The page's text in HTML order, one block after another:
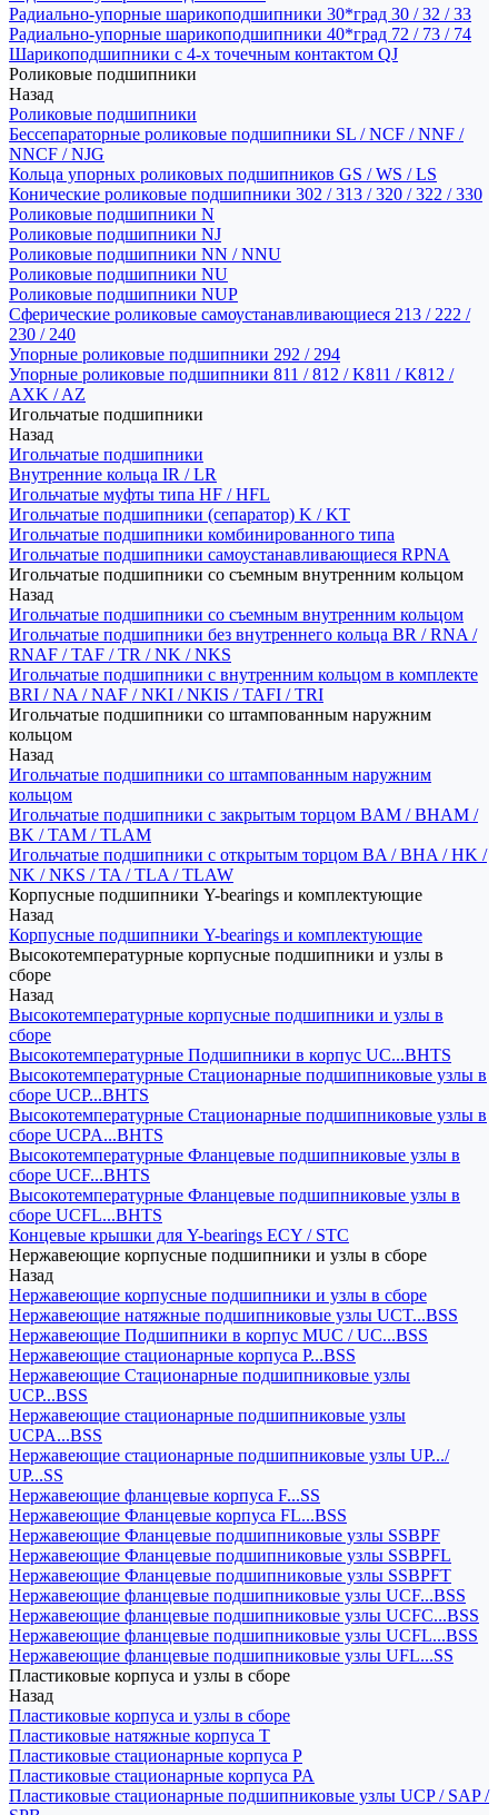
Радиально-упорные шарикоподшипники 30*град 30 / 32 / 33
Радиально-упорные шарикоподшипники 40*град 72 / 73 / 74
Шарикоподшипники с 4-х точечным контактом QJ
Роликовые подшипники
Назад
Роликовые подшипники
Бессепараторные роликовые подшипники SL / NCF / NNF /
NNCF / NJG
Кольца упорных роликовых подшипников GS / WS / LS
Конические роликовые подшипники 302 / 313 / 320 / 322 / 330
Роликовые подшипники N
Роликовые подшипники NJ
Роликовые подшипники NN / NNU
Роликовые подшипники NU
Роликовые подшипники NUP
Сферические роликовые самоустанавливающиеся 213 / 222 /
230 / 240
Упорные роликовые подшипники 292 / 294
Упорные роликовые подшипники 811 / 812 / K811 / K812 /
AXK / AZ
Игольчатые подшипники
Назад
Игольчатые подшипники
Внутренние кольца IR / LR
Игольчатые муфты типа HF / HFL
Игольчатые подшипники (сепаратор) K / KT
Игольчатые подшипники комбинированного типа
Игольчатые подшипники самоустанавливающиеся RPNA
Игольчатые подшипники со съемным внутренним кольцом
Назад
Игольчатые подшипники со съемным внутренним кольцом
Игольчатые подшипники без внутреннего кольца BR / RNA /
RNAF / TAF / TR / NK / NKS
Игольчатые подшипники с внутренним кольцом в комплекте
BRI / NA / NAF / NKI / NKIS / TAFI / TRI
Игольчатые подшипники со штампованным наружним
кольцом
Назад
Игольчатые подшипники со штампованным наружним
кольцом
Игольчатые подшипники с закрытым торцом BAM / BHAM /
BK / TAM / TLAM
Игольчатые подшипники с открытым торцом BA / BHA / HK /
NK / NKS / TA / TLA / TLAW
Корпусные подшипники Y-bearings и комплектующие
Назад
Корпусные подшипники Y-bearings и комплектующие
Высокотемпературные корпусные подшипники и узлы в
сборе
Назад
Высокотемпературные корпусные подшипники и узлы в
сборе
Высокотемпературные Подшипники в корпус UC...BHTS
Высокотемпературные Стационарные подшипниковые узлы в
сборе UCP...BHTS
Высокотемпературные Стационарные подшипниковые узлы в
сборе UCPA...BHTS
Высокотемпературные Фланцевые подшипниковые узлы в
сборе UCF...BHTS
Высокотемпературные Фланцевые подшипниковые узлы в
сборе UCFL...BHTS
Концевые крышки для Y-bearings ECY / STC
Нержавеющие корпусные подшипники и узлы в сборе
Назад
Нержавеющие корпусные подшипники и узлы в сборе
Нержавеющие натяжные подшипниковые узлы UCT...BSS
Нержавеющие Подшипники в корпус MUC / UC...BSS
Нержавеющие стационарные корпуса P...BSS
Нержавеющие Стационарные подшипниковые узлы
UCP...BSS
Нержавеющие стационарные подшипниковые узлы
UCPA...BSS
Нержавеющие стационарные подшипниковые узлы UP.../
UP...SS
Нержавеющие фланцевые корпуса F...SS
Нержавеющие Фланцевые корпуса FL...BSS
Нержавеющие Фланцевые подшипниковые узлы SSBPF
Нержавеющие Фланцевые подшипниковые узлы SSBPFL
Нержавеющие Фланцевые подшипниковые узлы SSBPFT
Нержавеющие фланцевые подшипниковые узлы UCF...BSS
Нержавеющие фланцевые подшипниковые узлы UCFC...BSS
Нержавеющие фланцевые подшипниковые узлы UCFL...BSS
Нержавеющие фланцевые подшипниковые узлы UFL...SS
Пластиковые корпуса и узлы в сборе
Назад
Пластиковые корпуса и узлы в сборе
Пластиковые натяжные корпуса T
Пластиковые стационарные корпуса P
Пластиковые стационарные корпуса PA
Пластиковые стационарные подшипниковые узлы UCP / SAP /